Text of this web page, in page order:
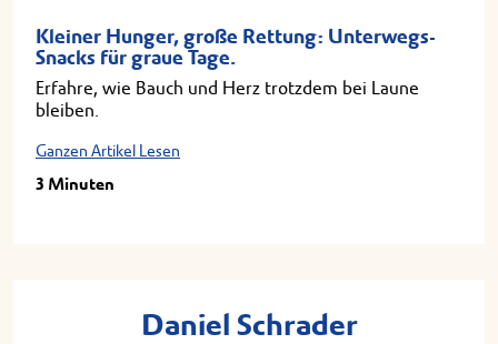
Kleiner Hunger, große Rettung: Unterwegs-
Snacks für graue Tage.
Erfahre, wie Bauch und Herz trotzdem bei Laune
bleiben.
Ganzen Artikel Lesen
3 Minuten
Daniel Schrader